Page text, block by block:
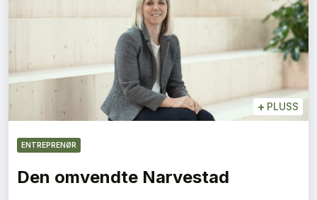
+ PLUSS
ENTREPRENØR
Den omvendte Narvestad